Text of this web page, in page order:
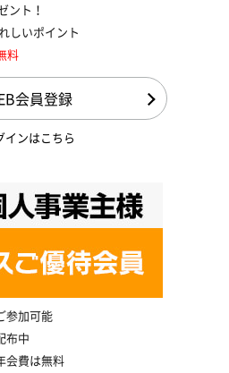
ント！
しいポイント
料
会員登録
インはこちら
参加可能
布中
会費は無料